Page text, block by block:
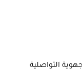
التواصلية